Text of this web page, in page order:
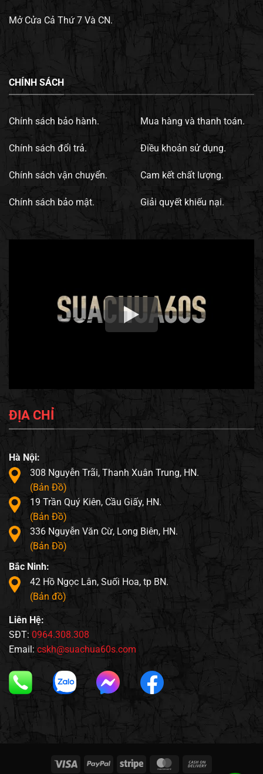
Mở Cửa Cả Thứ 7 Và CN.
CHÍNH SÁCH
Chính sách bảo hành.
Chính sách đổi trả.
Chính sách vận chuyển.
Chính sách bảo mật.
Mua hàng và thanh toán.
Điều khoản sử dụng.
Cam kết chất lượng.
Giải quyết khiếu nại.
ĐỊA CHỈ
Hà Nội:
308 Nguyễn Trãi, Thanh Xuân Trung, HN.
(Bản Đồ)
19 Trần Quý Kiên, Cầu Giấy, HN.
(Bản Đồ)
336 Nguyễn Văn Cừ, Long Biên, HN.
(Bản Đồ)
Bắc Ninh:
42 Hồ Ngọc Lân, Suối Hoa, tp BN.
(Bản đồ)
Liên Hệ:
SĐT: 0964.308.308
Email: cskh@suachua60s.com
Visa PayPal Stripe MasterCard